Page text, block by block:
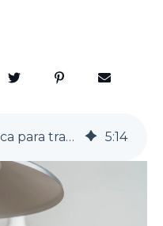
Iluminación económica para transformar la apariencia de tu hogar 5:14